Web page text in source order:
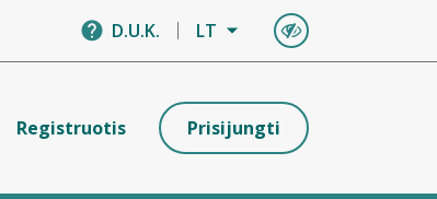
D.U.K. LT
Registruotis Prisijungti